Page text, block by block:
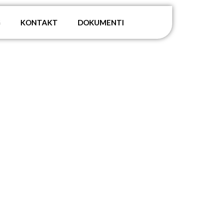
KONTAKT DOKUMENTI